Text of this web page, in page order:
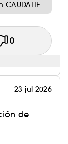
0
23 jul 2026
de